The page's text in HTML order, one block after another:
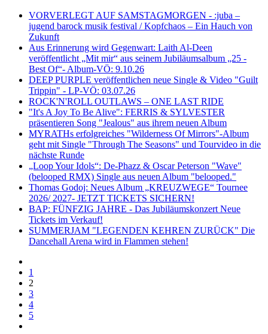
VORVERLEGT AUF SAMSTAGMORGEN - :juba –
jugend barock musik festival / Kopfchaos – Ein Hauch von
Zukunft
Aus Erinnerung wird Gegenwart: Laith Al-Deen
veröffentlicht „Mit mir“ aus seinem Jubiläumsalbum „25 -
Best Of“- Album-VÖ: 9.10.26
DEEP PURPLE veröffentlichen neue Single & Video "Guilt
Trippin" - LP-VÖ: 03.07.26
ROCK'N'ROLL OUTLAWS – ONE LAST RIDE
"It's A Joy To Be Alive": FERRIS & SYLVESTER
präsentieren Song "Jealous" aus ihrem neuen Album
MYRATHs erfolgreiches "Wilderness Of Mirrors"-Album
geht mit Single "Through The Seasons" und Tourvideo in die
nächste Runde
„Loop Your Idols“: De-Phazz & Oscar Peterson "Wave"
(belooped RMX) Single aus neuen Album "belooped."
Thomas Godoj: Neues Album „KREUZWEGE“ Tournee
2026/ 2027- JETZT TICKETS SICHERN!
BAP: FÜNFZIG JAHRE - Das Jubiläumskonzert Neue
Tickets im Verkauf!
SUMMERJAM "LEGENDEN KEHREN ZURÜCK" Die
Dancehall Arena wird in Flammen stehen!
1
2
3
4
5